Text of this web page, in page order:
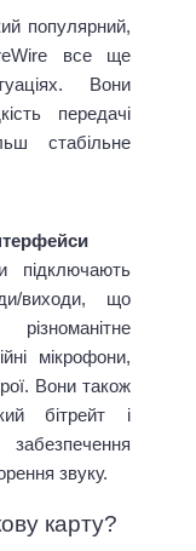
популярний,
все ще
Вони
передачі
стабільне
підключають
виходи, що
мікрофони,
Вони також
бітрейт і
звуку.
карту?